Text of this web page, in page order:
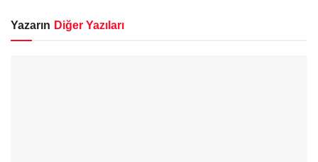
Yazarın Diğer Yazıları